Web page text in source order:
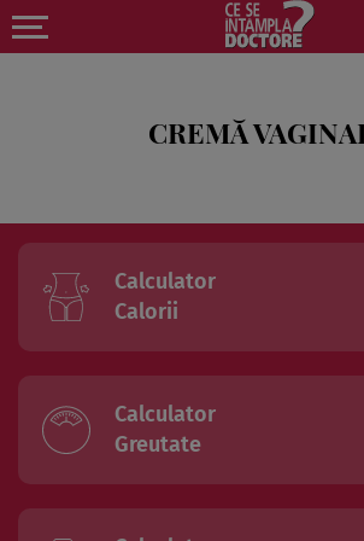
CREMĂ
Calculator
Calorii
Calculator
Greutate